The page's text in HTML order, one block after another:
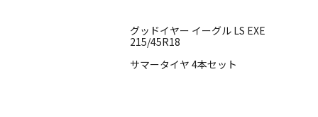
グッドイヤー イーグル LS EXE
215/45R18
サマータイヤ 4本セット